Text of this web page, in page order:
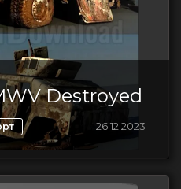
Destroyed
26.12.2023